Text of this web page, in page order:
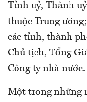
Tỉnh uỷ, Thành
thuộc Trung
các tỉnh, thành
Chủ tịch, Tổng
Công ty nhà nước.
Một trong những